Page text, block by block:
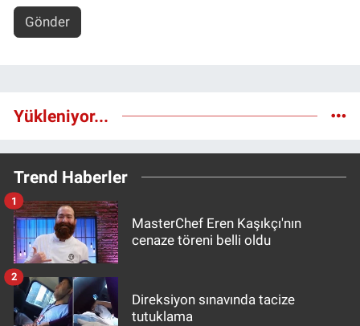
Gönder
Yükleniyor...
Trend Haberler
MasterChef Eren Kaşıkçı'nın
cenaze töreni belli oldu
1
Direksiyon sınavında tacize
tutuklama
2